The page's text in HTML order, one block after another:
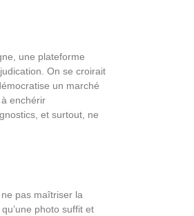
une plateforme
On se croirait
un marché
enchérir
et surtout, ne
pas maîtriser la
photo suffit et